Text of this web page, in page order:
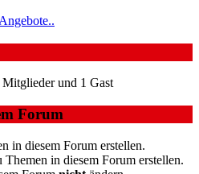
und 1 Gast
Forum
in diesem Forum erstellen.
in diesem Forum erstellen.